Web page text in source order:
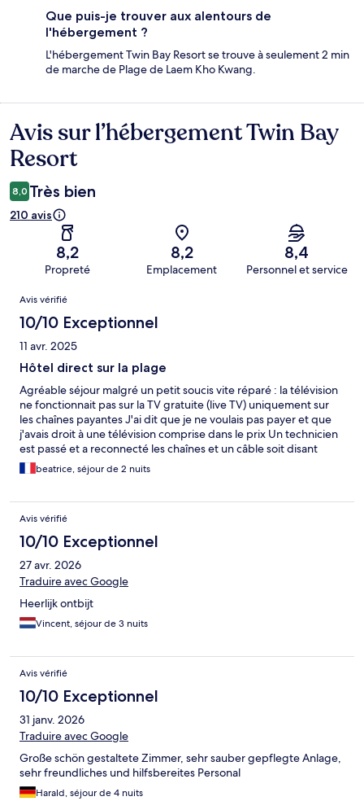
Que puis-je trouver aux alentours de
l'hébergement ?
L'hébergement Twin Bay Resort se trouve à seulement 2 min
de marche de Plage de Laem Kho Kwang.
Avis
Avis sur l’hébergement Twin Bay
Resort
8,0 Très bien
210 avis
8,2
Propreté
8,2
Emplacement
8,4
Personnel et service
Avis
Avis vérifié
10/10 Exceptionnel
11 avr. 2025
Hôtel direct sur la plage
Agréable séjour malgré un petit soucis vite réparé : la télévision
ne fonctionnait pas sur la TV gratuite (live TV) uniquement sur
les chaînes payantes J'ai dit que je ne voulais pas payer et que
j'avais droit à une télévision comprise dans le prix Un technicien
est passé et a reconnecté les chaînes et un câble soit disant
inopérant. Les rideaux ne sont pas occultants donc réveillés de
bonne heure et la climatisation bruyante. Dans les bungalows
de chaussons ni de peignoir. Sur la terrasse 2 transats. Celle -ci
n'est pas nettoyée correctement et aurait besoin d'être frottée
pour retirer ce "noir". Ainsi que les coussins des transats : ne pas
les retourner ils sont très sales ! Un rideau avait encore la trace
d'un moustique écrasé. C'est la raison pour laquelle je ne mettrai
pas une bonne note sur la propreté. Personnel très aimable et
mer à cette endroit n'est pas très profonde. La situation n'est
pas excellente pour sortir à pieds. Piscine très agréable avec vue
léger en choix.
beatrice, séjour de 2 nuits
Avis vérifié
10/10 Exceptionnel
27 avr. 2026
Traduire avec Google
Heerlijk ontbijt
Vincent, séjour de 3 nuits
Avis vérifié
10/10 Exceptionnel
31 janv. 2026
Traduire avec Google
Große schön gestaltete Zimmer, sehr sauber gepflegte Anlage,
sehr freundliches und hilfsbereites Personal
Harald, séjour de 4 nuits